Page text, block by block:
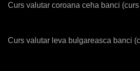
Curs valutar coroana ceha banci
Curs valutar leva bulgareasca banci